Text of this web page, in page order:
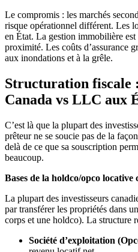
Le compromis : les marchés
risque opérationnel différent. Les
en État. La gestion immobilière est
proximité. Les coûts d’assurance
aux inondations et à la grêle.
Structuration fiscale
Canada vs LLC aux
C’est là que la plupart des
prêteur ne se soucie pas de la
delà de ce que sa souscription
beaucoup.
Bases de la holdco/opco locative
La plupart des investisseurs
par transférer les propriétés dans
corps et une holdco). La structure
Société d’exploitation